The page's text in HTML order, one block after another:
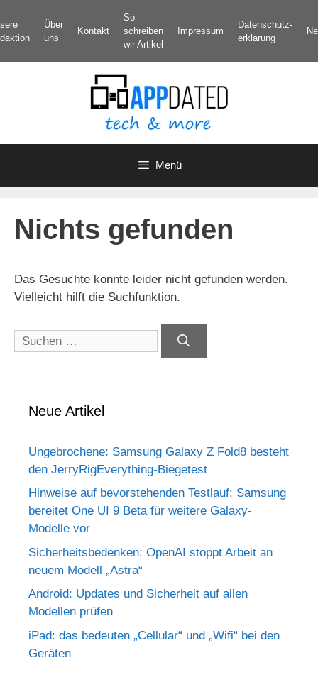
Inhalt
springen
Über
uns
Kontakt
So
schreiben
wir Artikel
Impressum
Datenschutz­
erklärung
Menü
Nichts gefunden
Das Gesuchte konnte leider nicht gefunden werden.
Vielleicht hilft die Suchfunktion.
Suchen
nach:
Neue Artikel
Ungebrochene: Samsung Galaxy Z Fold8 besteht
den JerryRigEverything-Biegetest
Hinweise auf bevorstehenden Testlauf: Samsung
bereitet One UI 9 Beta für weitere Galaxy-
Modelle vor
Sicherheitsbedenken: OpenAI stoppt Arbeit an
neuem Modell „Astra“
Android: Updates und Sicherheit auf allen
Modellen prüfen
iPad: das bedeuten „Cellular“ und „Wifi“ bei den
Geräten